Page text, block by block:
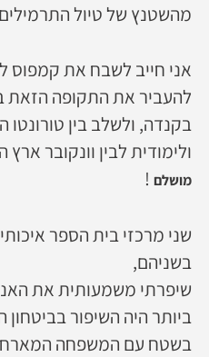
מהשטנץ של טיול
אני חייב לשבח את קמפוס
להעביר את התקופה הזאת
בקנדה, ולשלב בין
ולימודית לבין וונקובר
מושלם !
שני מרכזי בית הספר
בשניהם,
שיפרתי משמעותית את
ביותר היה השיפור
בשטח עם המשפחה